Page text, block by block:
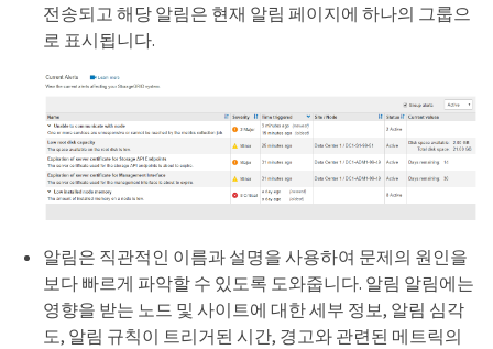
전송되고 해당 알림은 현재 알림 페이지에 하나의 그룹으
로 표시됩니다.
알림은 직관적인 이름과 설명을 사용하여 문제의 원인을
보다 빠르게 파악할 수 있도록 도와줍니다. 알림 알림에는
영향을 받는 노드 및 사이트에 대한 세부 정보, 알림 심각
도, 알림 규칙이 트리거된 시간, 경고와 관련된 메트릭의